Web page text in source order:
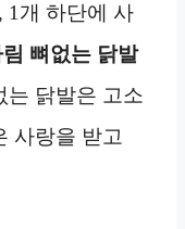
1개 하단에 사
뼈없는 닭발
닭발은 고소
사랑을 받고